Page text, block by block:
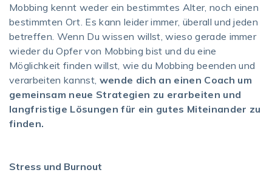
Mobbing kennt weder ein bestimmtes Alter, noch einen
bestimmten Ort. Es kann leider immer, überall und jeden
betreffen. Wenn Du wissen willst, wieso gerade immer
wieder du Opfer von Mobbing bist und du eine
Möglichkeit finden willst, wie du Mobbing beenden und
verarbeiten kannst, wende dich an einen Coach um
gemeinsam neue Strategien zu erarbeiten und
langfristige Lösungen für ein gutes Miteinander zu
finden.
Stress und Burnout